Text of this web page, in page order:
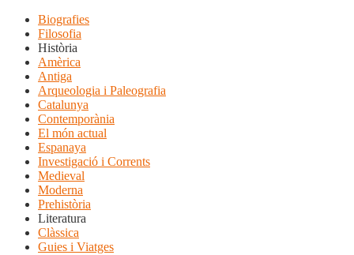
Biografies
Filosofia
Història
Amèrica
Antiga
Arqueologia i Paleografia
Catalunya
Contemporània
El món actual
Espanaya
Investigació i Corrents
Medieval
Moderna
Prehistòria
Literatura
Clàssica
Guies i Viatges